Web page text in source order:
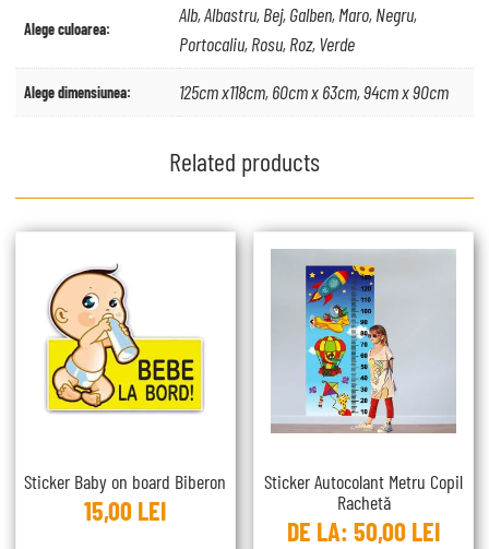
Alege culoarea:
Alb, Albastru, Bej, Galben, Maro, Negru,
Portocaliu, Rosu, Roz, Verde
Alege dimensiunea: 125cm x118cm, 60cm x 63cm, 94cm x 90cm
Related products
Sticker Baby on board Biberon
15,00 LEI
Sticker Autocolant Metru Copil
Rachetă
DE LA: 50,00 LEI